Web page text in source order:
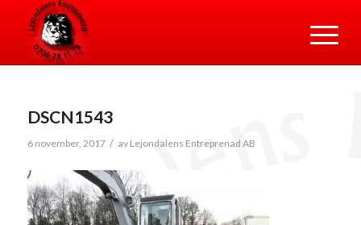
DSCN1543
6 november, 2017 / av Lejondalens Entreprenad AB